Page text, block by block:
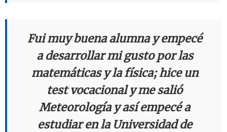
Fui muy buena alumna y empecé
a desarrollar mi gusto por las
matemáticas y la física; hice un
test vocacional y me salió
Meteorología y así empecé a
estudiar en la Universidad de